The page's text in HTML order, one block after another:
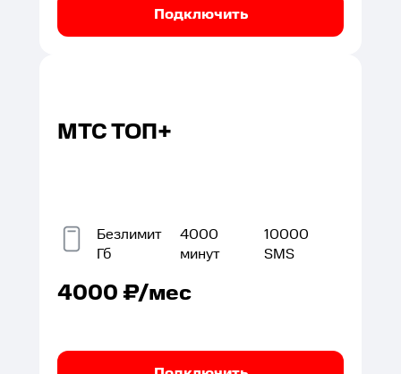
Подключить
МТС ТОП+
Безлимит
Гб
4000
минут
10000
SMS
4000₽/мес